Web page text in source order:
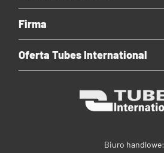
Biuro handlowe:
Firma
Oferta Tubes International